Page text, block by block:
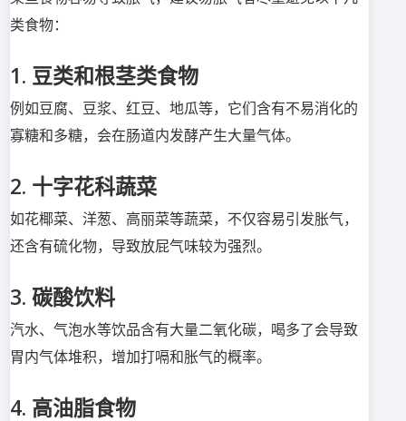
类食物：
1. 豆类和根茎类食物
例如豆腐、豆浆、红豆、地瓜等，它们含有不易消化的
寡糖和多糖，会在肠道内发酵产生大量气体。
2. 十字花科蔬菜
如花椰菜、洋葱、高丽菜等蔬菜，不仅容易引发胀气，
还含有硫化物，导致放屁气味较为强烈。
3. 碳酸饮料
汽水、气泡水等饮品含有大量二氧化碳，喝多了会导致
胃内气体堆积，增加打嗝和胀气的概率。
4. 高油脂食物